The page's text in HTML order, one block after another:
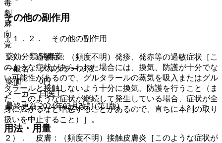
その他の副作用
１１．２． その他の副作用
１）． 過敏症：（頻度不明）発疹、発赤等の過敏症状［こ
のような症状があらわれた場合には、換気、防護が十分でな
い可能性があるので、グルタラールの蒸気を吸入またはグル
タラールと接触しないよう十分に換気、防護を行うこと（ま
た、このような症状が継続して発生している場合、症状が全
身に広がるなど増悪することがあるので、直ちに本剤の取り
扱いを中止すること）］。
２）． 皮膚：（頻度不明）接触皮膚炎［このような症状が
毒
劇
麻
向
覚
薬効分類 消毒薬
一般名
グルタラール液
薬価
0円
メーカー 日医工
最終更新 2024年02月改訂(第1版)
用法・用量